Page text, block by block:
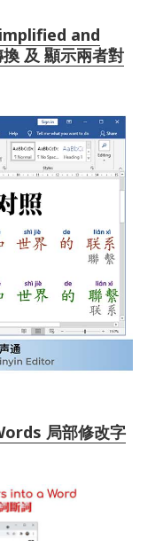
and
及 顯示兩者對
局部修改字